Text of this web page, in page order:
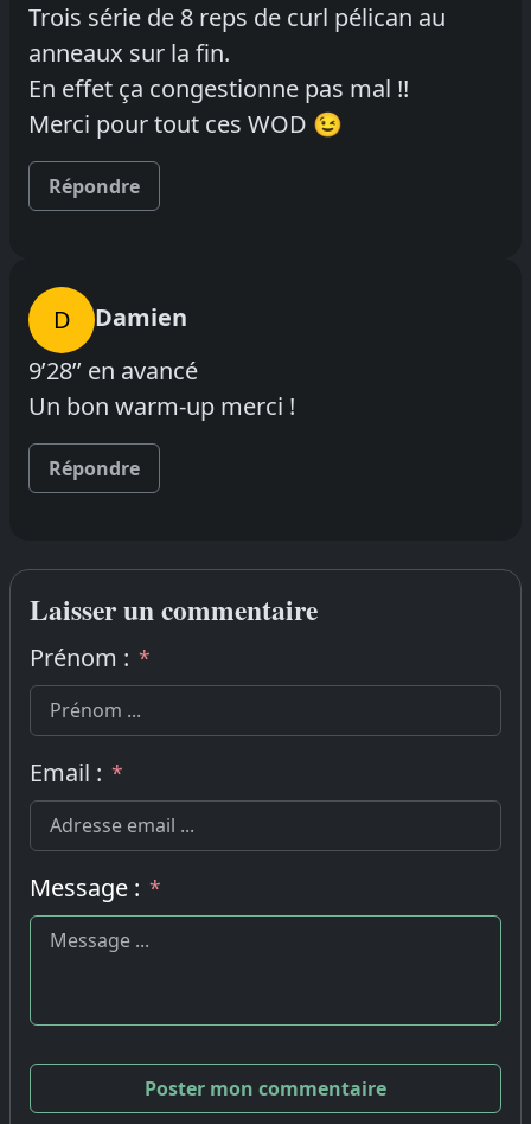
Trois série de 8 reps de curl pélican au
anneaux sur la fin.
En effet ça congestionne pas mal !!
Merci pour tout ces WOD 😉
Répondre
D
Damien
9’28’’ en avancé
Un bon warm-up merci !
Répondre
Laisser un commentaire
Prénom : *
Email : *
Message : *